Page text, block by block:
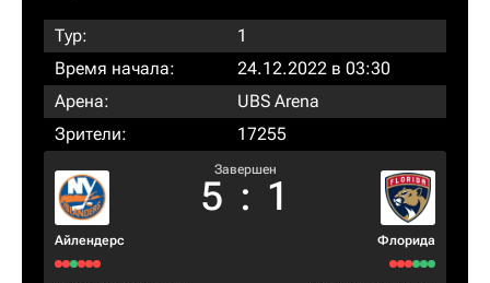
Тур:
1
Время начала:
24.12.2022 в 03:30
Арена:
UBS Arena
Зрители:
17255
Айлендерс
Завершен
5 : 1
Флорида